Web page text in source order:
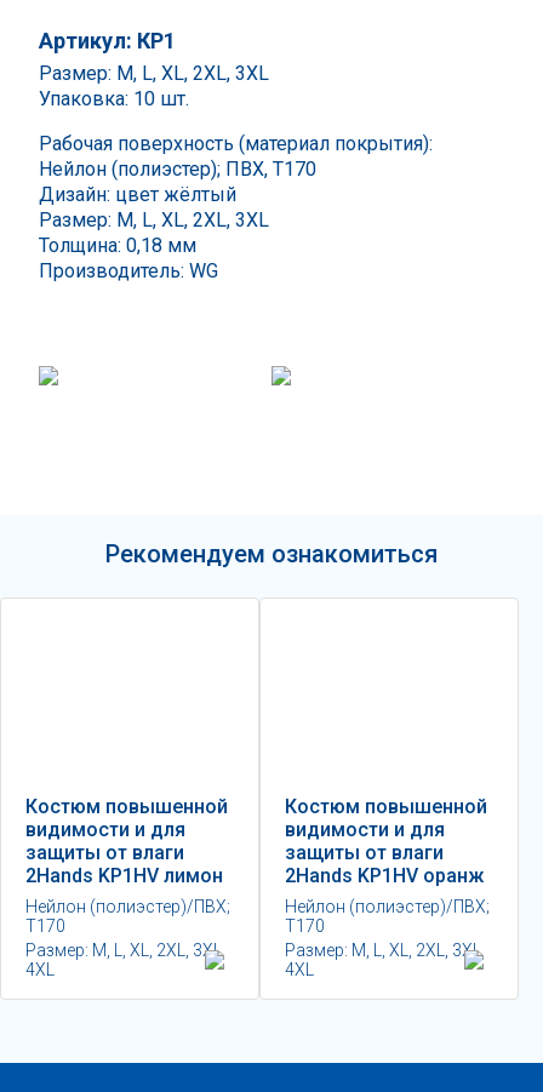
Артикул: КР1
Размер: M, L, XL, 2XL, 3XL
Упаковка: 10 шт.
Рабочая поверхность (материал покрытия):
Нейлон (полиэстер); ПВХ, Т170
Дизайн: цвет жёлтый
Размер: M, L, XL, 2XL, 3XL
Толщина: 0,18 мм
Производитель: WG
Рекомендуем ознакомиться
Костюм повышенной
видимости и для
защиты от влаги
2Hands KP1HV лимон
Нейлон (полиэстер)/ПВХ;
Т170
Размер: М, L, XL, 2XL, 3XL,
4XL
Костюм повышенной
видимости и для
защиты от влаги
2Hands KР1HV оранж
Нейлон (полиэстер)/ПВХ;
Т170
Размер: M, L, XL, 2XL, 3XL,
4XL